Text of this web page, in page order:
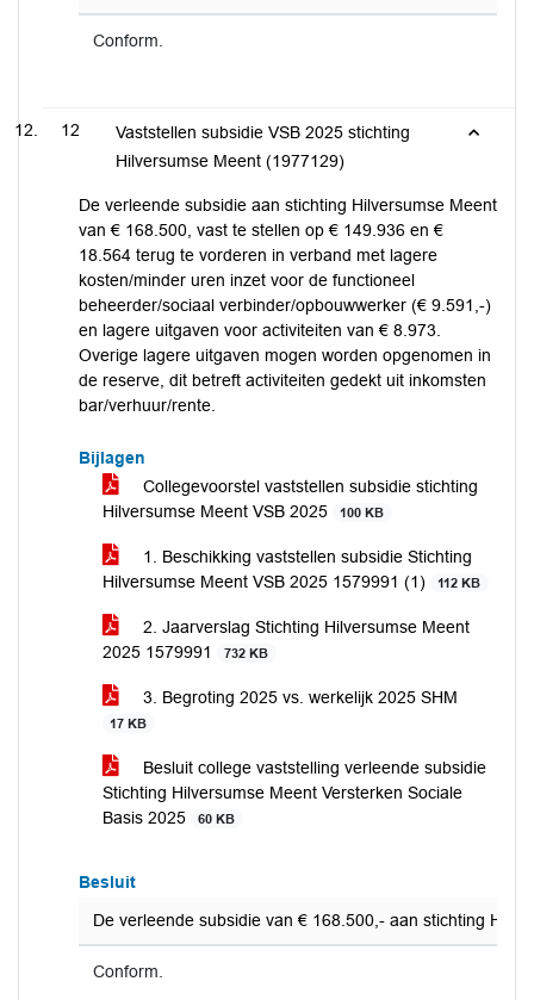
Conform.
12
Vaststellen subsidie VSB 2025 stichting
Hilversumse Meent (1977129)
De verleende subsidie aan stichting Hilversumse Meent
van € 168.500, vast te stellen op € 149.936 en €
18.564 terug te vorderen in verband met lagere
kosten/minder uren inzet voor de functioneel
beheerder/sociaal verbinder/opbouwwerker (€ 9.591,-)
en lagere uitgaven voor activiteiten van € 8.973.
Overige lagere uitgaven mogen worden opgenomen in
de reserve, dit betreft activiteiten gedekt uit inkomsten
bar/verhuur/rente.
Bijlagen
Collegevoorstel vaststellen subsidie stichting
Hilversumse Meent VSB 2025
100 KB
1. Beschikking vaststellen subsidie Stichting
Hilversumse Meent VSB 2025 1579991 (1)
112 KB
2. Jaarverslag Stichting Hilversumse Meent
2025 1579991
732 KB
3. Begroting 2025 vs. werkelijk 2025 SHM
17 KB
Besluit college vaststelling verleende subsidie
Stichting Hilversumse Meent Versterken Sociale
Basis 2025
60 KB
Besluit
De verleende subsidie van € 168.500,- aan stichting
Conform.